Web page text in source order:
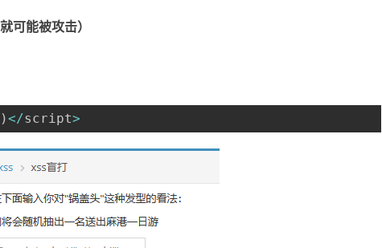
可能被攻击）
)</script>